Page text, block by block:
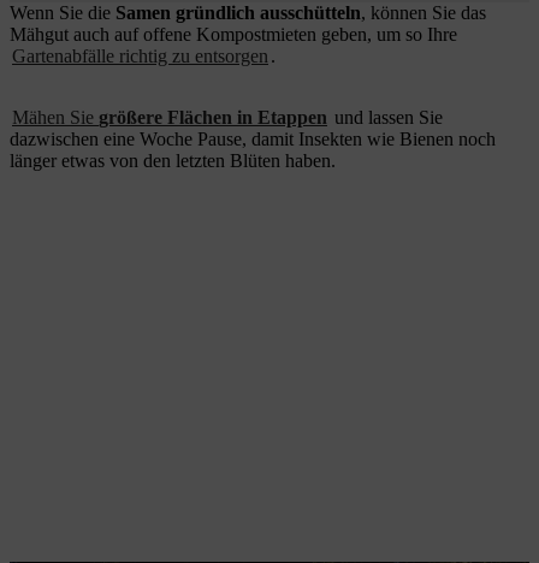
Wenn Sie die Samen gründlich ausschütteln, können Sie das
Mähgut auch auf offene Kompostmieten geben, um so Ihre
Gartenabfälle richtig zu entsorgen .
Mähen Sie größere Flächen in Etappen und lassen Sie
dazwischen eine Woche Pause, damit Insekten wie Bienen noch
länger etwas von den letzten Blüten haben.